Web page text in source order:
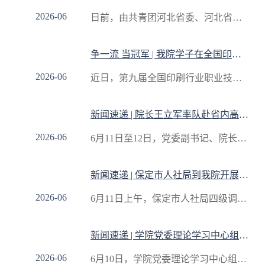
2026-06 日前，由共青团河北省委、河北省教育厅、河北省人力资源和社会保障厅等单位联合主办，河北地质大学、共青团石家庄市委共同承办的第十五届 “挑战杯” 河北省大学生创业计划竞赛圆满落幕。我院参赛团队在大赛中奋勇争先，共斩获省级一等奖1项、二等奖6项、
2026-06
争一流 当冠军 | 我院学子在全国印刷行业职业技能大赛中再创佳绩
近日，第九届全国印刷行业职业技能大赛（河北赛区）在石家庄圆满落幕。我院信息工程与艺术设计学院选派的学生团队沉着应战、奋勇拼搏，在平版制版员学生组赛项中分别斩获一等奖、三等奖及优胜奖各1项，以过硬的专业技能和昂扬的竞技风采再创赛事佳绩。本次大
2026-06
新闻速递 | 院长王立军率队赴省内高职院校学习考察
6月11日至12日，党委副书记、院长王立军率考察组，赴河北交通职业技术学院、石家庄信息工程职业学院、石家庄邮电职业技术学院三所省内标杆高职院校，开展专题学习考察。此次学习考察精准对标省内优质高职院校办学治校先进经验，为我院补齐发展短板、夯实
2026-06
新闻速递 | 保定市人社局到我院开展交流合作
6月11日上午，保定市人社局四级调研员孟照胜一行到我院开展交流合作，并举行了“高校毕业生联络站”授牌仪式。“高校毕业生联络站”的设立为深化政校联动，拓宽跨区域就业渠道，推动人才供需精准对接，助力我院毕业生高质量充分就业提供了强有力支持。活动
2026-06
新闻速递 | 学院党委理论学习中心组召开2026年第6次专题学习会议
6月10日，学院党委理论学习中心组召开2026年第6次专题学习会议，集中学习习近平经济思想有关重要内容及《习近平关于树立和践行正确政绩观论述摘编》核心内容，引导全体中心组成员准确把握未来产业发展方向，严守统计工作纪律，持续树牢和践行正确政绩